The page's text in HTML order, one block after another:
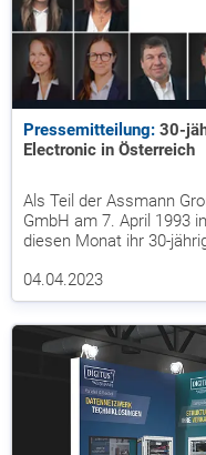
Pressemitteilung: 30-
Electronic in Österreich
Als Teil der Assmann
GmbH am 7. April 1993
diesen Monat ihr 30-
04.04.2023